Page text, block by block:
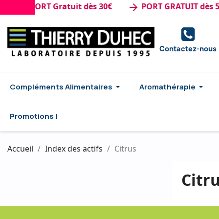
: PORT Gratuit dès 30€ arrow_forwardPORT GRATUIT dès
Contactez-nous
Compléments Alimentaires Aromathérapie
Promotions !
Accueil Index des actifs Citrus